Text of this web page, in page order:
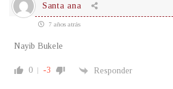
Santa ana
7 años atrás
Nayib Bukele
0 -3 Responder